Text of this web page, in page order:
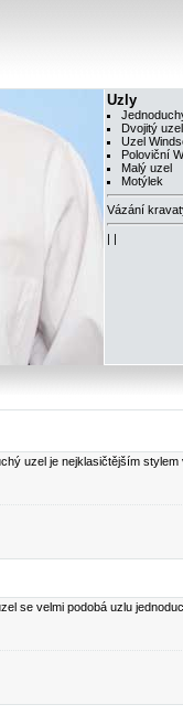
Uzly
Dvojitý uzel
Uzel
Poloviční
Malý uzel
Motýlek
Vázání
| |
uzel je nejklasičtějším
se velmi podobá uzlu